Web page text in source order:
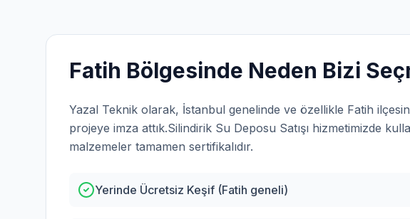
Fatih Bölgesinde Neden Bizi
Yazal Teknik olarak, İstanbul genelinde ve özellikle Fatih
projeye imza attık.Silindirik Su Deposu Satışı hizmetimizde
malzemeler tamamen sertifikalıdır.
Yerinde Ücretsiz Keşif (Fatih geneli)